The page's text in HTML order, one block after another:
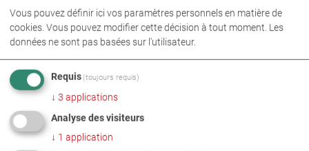
Vous pouvez définir ici vos paramètres personnels en matière de
cookies. Vous pouvez modifier cette décision à tout moment. Les
données ne sont pas basées sur l'utilisateur.
Requis (toujours requis)
↓ 3 applications
Analyse des visiteurs
↓ 1 application